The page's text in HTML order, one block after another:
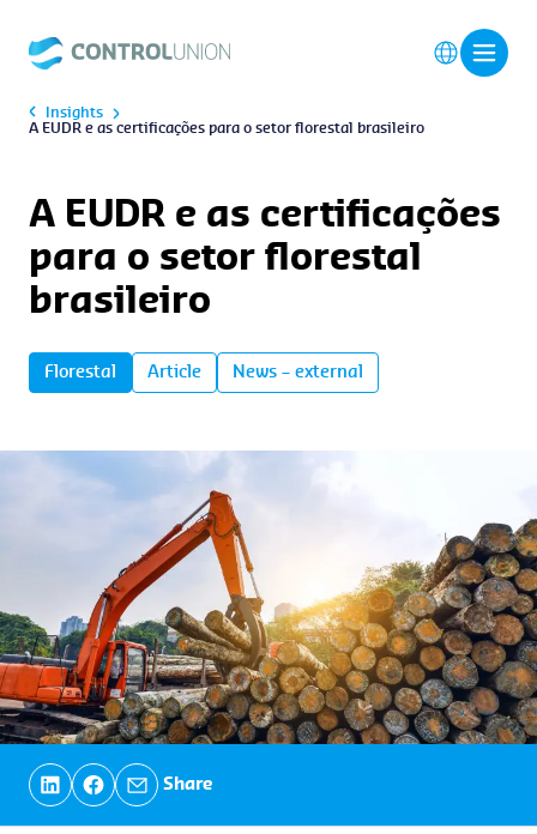
Insights
A EUDR e as certificações para o setor florestal brasileiro
A EUDR e as certificações
para o setor florestal
brasileiro
Florestal Article News – external
Share